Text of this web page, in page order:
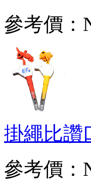
參考價：
掛繩比讚
參考價：